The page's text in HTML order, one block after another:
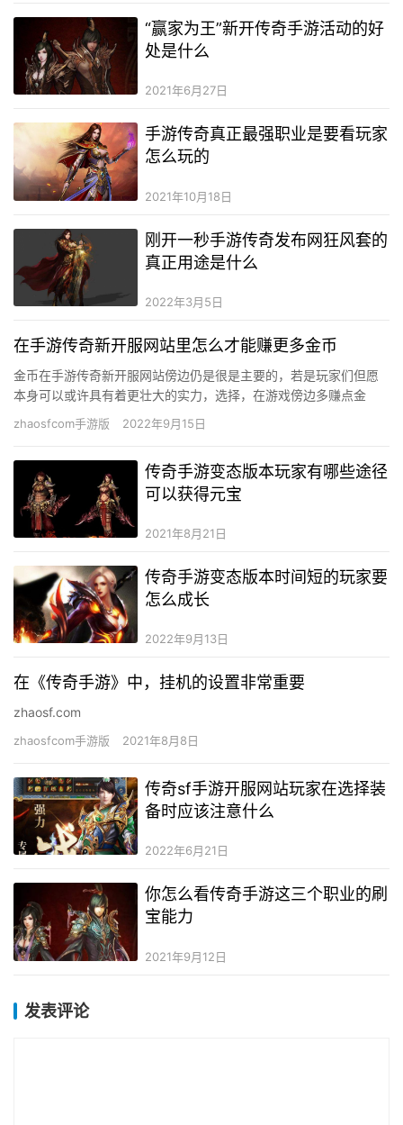
“赢家为王”新开传奇手游活动的好
处是什么
2021年6月27日
手游传奇真正最强职业是要看玩家
怎么玩的
2021年10月18日
刚开一秒手游传奇发布网狂风套的
真正用途是什么
2022年3月5日
在手游传奇新开服网站里怎么才能赚更多金币
金币在手游传奇新开服网站傍边仍是很是主要的，若是玩家们但愿
本身可以或许具有着更壮大的实力，选择，在游戏傍边多赚点金
币，实际上是一种很是有益的做法，由于现实上对玩家来讲有了金
zhaosfcom手游版 2022年9月15日
传奇手游变态版本玩家有哪些途径
可以获得元宝
2021年8月21日
传奇手游变态版本时间短的玩家要
怎么成长
2022年9月13日
在《传奇手游》中，挂机的设置非常重要
zhaosf.com
zhaosfcom手游版 2021年8月8日
传奇sf手游开服网站玩家在选择装
备时应该注意什么
2022年6月21日
你怎么看传奇手游这三个职业的刷
宝能力
2021年9月12日
发表评论